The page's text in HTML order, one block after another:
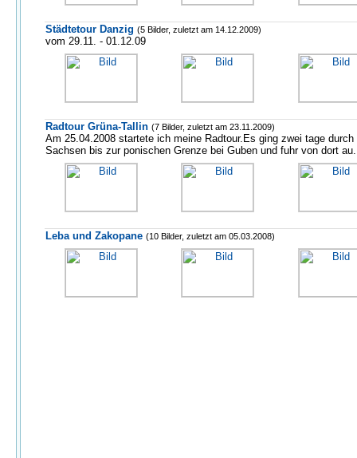
Städtetour Danzig (5 Bilder, zuletzt am 14.12.2009)
vom 29.11. - 01.12.09
Radtour Grüna-Tallin (7 Bilder, zuletzt am 23.11.2009)
Am 25.04.2008 startete ich meine Radtour.Es ging zwei tage durch
Sachsen bis zur ponischen Grenze bei Guben und fuhr von dort
Leba und Zakopane (10 Bilder, zuletzt am 05.03.2008)